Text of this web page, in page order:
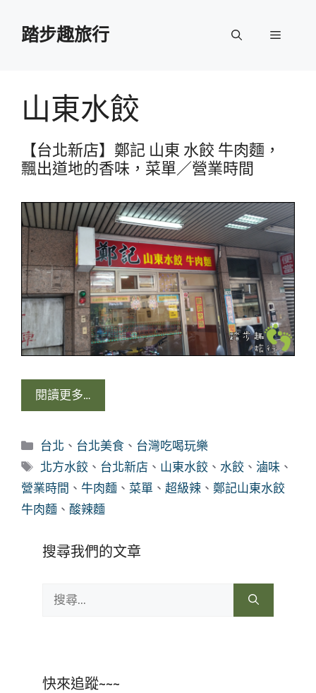
踏步趣旅行 選
山東水餃
【台北新店】鄭記 山東 水餃 牛肉麵，
飄出道地的香味，菜單／營業時間
閱讀更多…
分
類
台北 、 台北美食 、 台灣吃喝玩樂
標
籤
北方水餃 、 台北新店 、 山東水餃 、 水餃 、 滷味 、
營業時間 、 牛肉麵 、 菜單 、 超級辣 、 鄭記山東水餃
牛肉麵 、 酸辣麵
搜尋我們的文章
尋:
快來追蹤~~~